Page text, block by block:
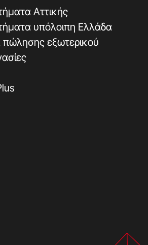
Αττικής
υπόλοιπη Ελλάδα
πώλησης εξωτερικού